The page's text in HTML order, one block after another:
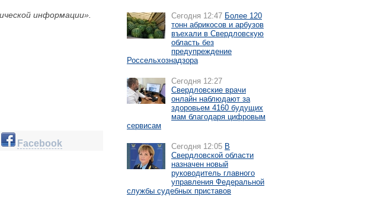
информации».
Facebook
Сегодня 12:47 Более 120
тонн абрикосов и арбузов
въехали в Свердловскую
область без
предупреждение
Россельхознадзора
Сегодня 12:27
Свердловские врачи
онлайн наблюдают за
здоровьем 4160 будущих
мам благодаря цифровым
сервисам
Сегодня 12:05 В
Свердловской области
назначен новый
руководитель главного
управления Федеральной
службы судебных приставов